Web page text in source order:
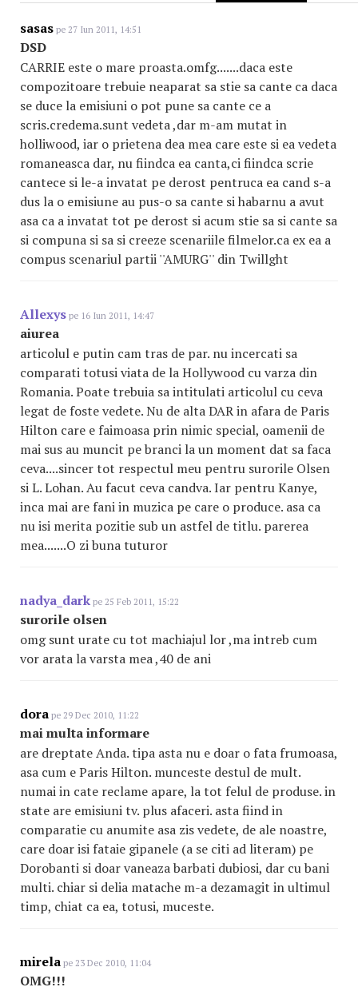
sasas pe 27 Iun 2011, 14:51
DSD
CARRIE este o mare proasta.omfg.......daca este
compozitoare trebuie neaparat sa stie sa cante ca daca
se duce la emisiuni o pot pune sa cante ce a
scris.credema.sunt vedeta ,dar m-am mutat in
holliwood, iar o prietena dea mea care este si ea vedeta
romaneasca dar, nu fiindca ea canta,ci fiindca scrie
cantece si le-a invatat pe derost pentruca ea cand s-a
dus la o emisiune au pus-o sa cante si habarnu a avut
asa ca a invatat tot pe derost si acum stie sa si cante sa
si compuna si sa si creeze scenariile filmelor.ca ex ea a
compus scenariul partii ''AMURG'' din Twillght
Allexys pe 16 Iun 2011, 14:47
aiurea
articolul e putin cam tras de par. nu incercati sa
comparati totusi viata de la Hollywood cu varza din
Romania. Poate trebuia sa intitulati articolul cu ceva
legat de foste vedete. Nu de alta DAR in afara de Paris
Hilton care e faimoasa prin nimic special, oamenii de
mai sus au muncit pe branci la un moment dat sa faca
ceva....sincer tot respectul meu pentru surorile Olsen
si L. Lohan. Au facut ceva candva. Iar pentru Kanye,
inca mai are fani in muzica pe care o produce. asa ca
nu isi merita pozitie sub un astfel de titlu. parerea
mea.......O zi buna tuturor
nadya_dark pe 25 Feb 2011, 15:22
surorile olsen
omg sunt urate cu tot machiajul lor ,ma intreb cum
vor arata la varsta mea ,40 de ani
dora pe 29 Dec 2010, 11:22
mai multa informare
are dreptate Anda. tipa asta nu e doar o fata frumoasa,
asa cum e Paris Hilton. munceste destul de mult.
numai in cate reclame apare, la tot felul de produse. in
state are emisiuni tv. plus afaceri. asta fiind in
comparatie cu anumite asa zis vedete, de ale noastre,
care doar isi fataie gipanele (a se citi ad literam) pe
Dorobanti si doar vaneaza barbati dubiosi, dar cu bani
multi. chiar si delia matache m-a dezamagit in ultimul
timp, chiat ca ea, totusi, muceste.
mirela pe 23 Dec 2010, 11:04
OMG!!!